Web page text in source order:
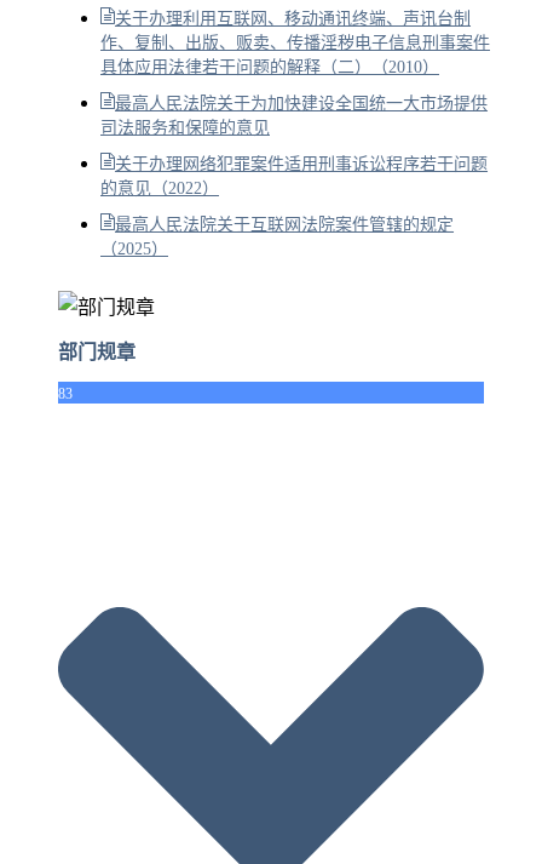
关于办理利用互联网、移动通讯终端、声讯台制
作、复制、出版、贩卖、传播淫秽电子信息刑事案件
具体应用法律若干问题的解释（二）（2010）
最高人民法院关于为加快建设全国统一大市场提供
司法服务和保障的意见
关于办理网络犯罪案件适用刑事诉讼程序若干问题
的意见（2022）
最高人民法院关于互联网法院案件管辖的规定
（2025）
部门规章
83